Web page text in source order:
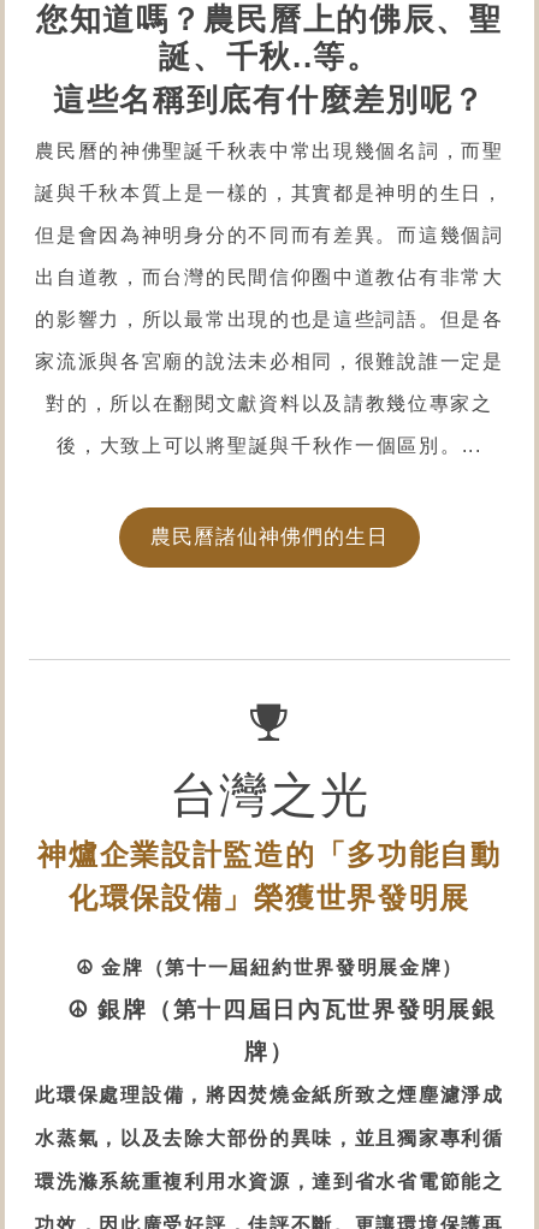
您知道嗎？農民曆上的佛辰、聖
誕、千秋..等。
這些名稱到底有什麼差別呢？
農民曆的神佛聖誕千秋表中常出現幾個名詞，而聖
誕與千秋本質上是一樣的，其實都是神明的生日，
但是會因為神明身分的不同而有差異。而這幾個詞
出自道教，而台灣的民間信仰圈中道教佔有非常大
的影響力，所以最常出現的也是這些詞語。但是各
家流派與各宮廟的說法未必相同，很難說誰一定是
對的，所以在翻閱文獻資料以及請教幾位專家之
後，大致上可以將聖誕與千秋作一個區別。...
農民曆諸仙神佛們的生日
台灣之光
神爐企業設計監造的「多功能自動
化環保設備 」榮獲世界發明展
☮ 金牌（第十一屆紐約世界發明展金牌）
☮ 銀牌（第十四屆日內瓦世界發明展銀
牌）
此環保處理設備 ，將因焚燒金紙所致之煙塵濾淨成
水蒸氣，以及去除大部份的異味，並且獨家專利循
環洗滌系統重複利用水資源，達到省水省電節能之
功效，因此廣受好評，佳評不斷。更讓環境保護再